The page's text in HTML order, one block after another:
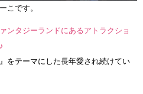
こです。
ンタジーランドにあるアトラクショ
をテーマにした長年愛され続けてい